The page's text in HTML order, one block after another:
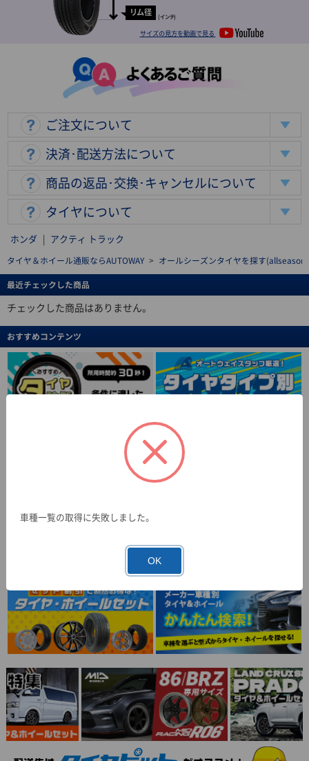
リム径 (インチ)
サイズの見方を動画で見る
ご注文について
決済･配送方法について
商品の返品･交換･キャンセルについて
タイヤについて
ホンダ | アクティ トラック
タイヤ＆ホイール通販ならAUTOWAY > オールシーズンタイヤを探す
最近チェックした商品
チェックした商品はありません。
おすすめコンテンツ
車種一覧の取得に失敗しました。
OK